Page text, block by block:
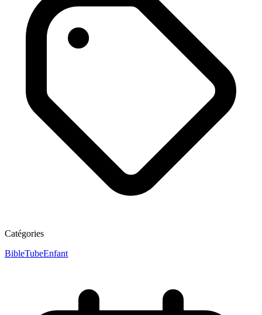
Catégories
BibleTubeEnfant